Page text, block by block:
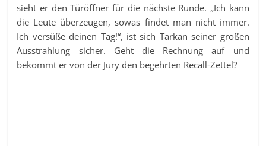
sieht er den Türöffner für die nächste Runde. „Ich kann
die Leute überzeugen, sowas findet man nicht immer.
Ich versüße deinen Tag!“, ist sich Tarkan seiner großen
Ausstrahlung sicher. Geht die Rechnung auf und
bekommt er von der Jury den begehrten Recall-Zettel?